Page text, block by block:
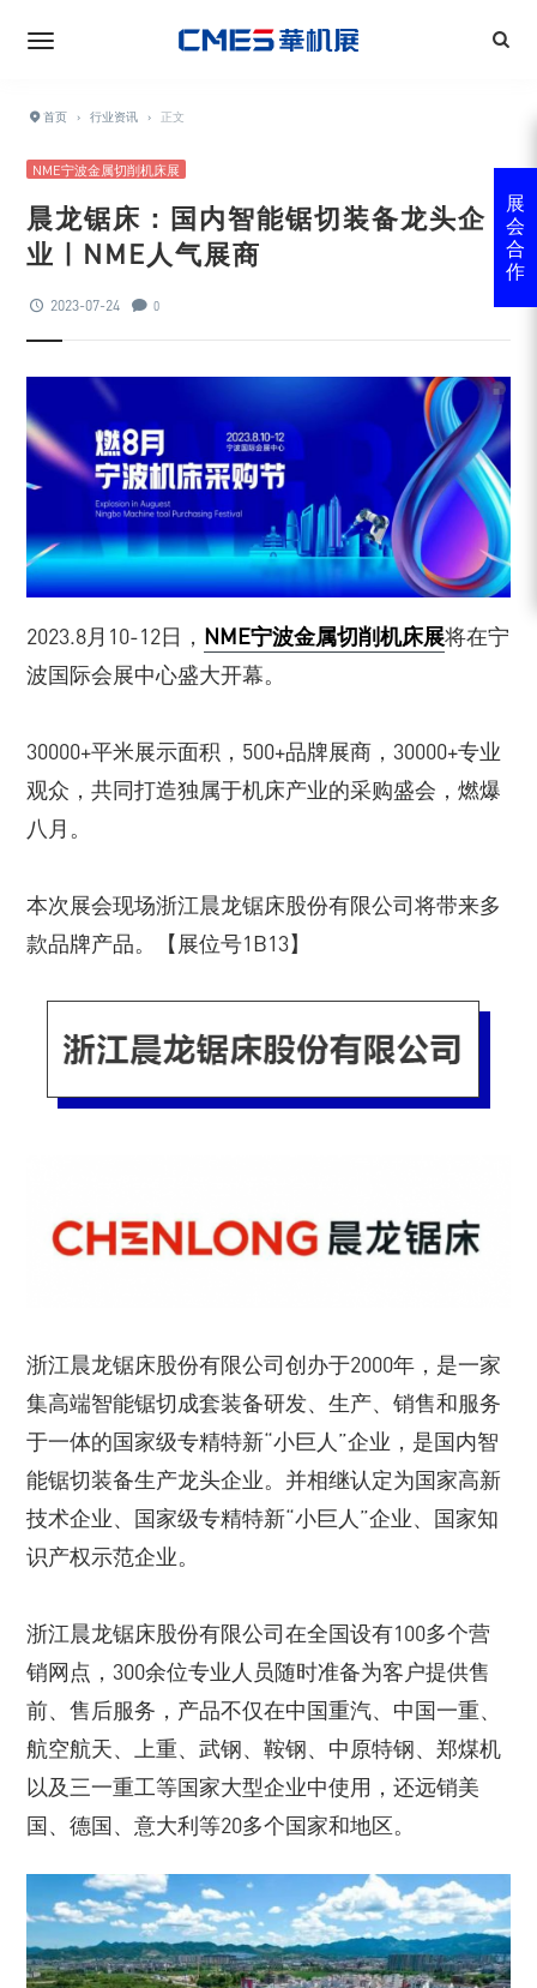
首页 › 行业资讯 › 正文
NME宁波金属切削机床展
晨龙锯床：国内智能锯切装备龙头企
业 | NME人气展商
2023-07-24 0
2023.8月10-12日， NME宁波金属切削机床展将在宁
波国际会展中心盛大开幕。
30000+平米展示面积，500+品牌展商，30000+专业
观众，共同打造独属于机床产业的采购盛会，燃爆
八月。
本次展会现场浙江晨龙锯床股份有限公司将带来多
款品牌产品。【展位号1B13】
浙江晨龙锯床股份有限公司创办于2000年，是一家
集高端智能锯切成套装备研发、生产、销售和服务
于一体的国家级专精特新“小巨人”企业，是国内智
能锯切装备生产龙头企业。并相继认定为国家高新
技术企业、国家级专精特新“小巨人”企业、国家知
识产权示范企业。
浙江晨龙锯床股份有限公司在全国设有100多个营
销网点，300余位专业人员随时准备为客户提供售
前、售后服务，产品不仅在中国重汽、中国一重、
航空航天、上重、武钢、鞍钢、中原特钢、郑煤机
以及三一重工等国家大型企业中使用，还远销美
国、德国、意大利等20多个国家和地区。
展
会
合
作